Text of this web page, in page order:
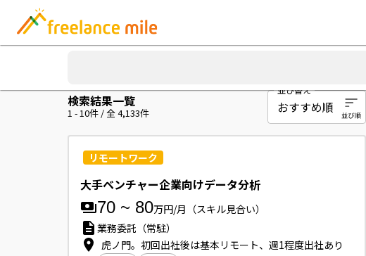
検索結果一覧
1 -10件 / 全4,133件
並び替え
リモートワーク
大手ベンチャー企業向けデータ分析
70 ~ 80万円/月 （スキル見合い）
業務委託（常駐）
虎ノ門。初回出社後は基本リモート、週1程度出社あり